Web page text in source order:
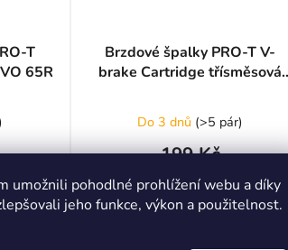
umožnili pohodlné prohlížení webu a díky
jeho funkce, výkon a použitelnost.
T
65R
Brzdové špalky PRO-T V-
brake Cartridge třísměsová
Do 3 dnů (>5 pár)
199 Kč
DO KOŠÍKU